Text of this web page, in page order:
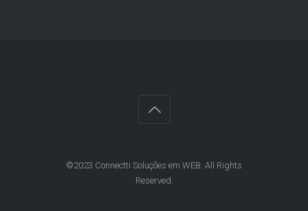
©2023 Connectti Soluções em WEB. All Rights
Reserved.